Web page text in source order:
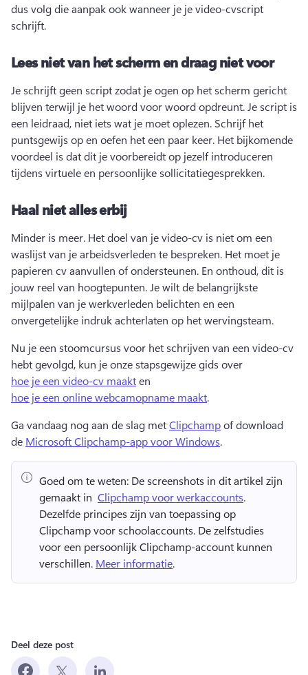
dus volg die aanpak ook wanneer je je video-cvscript
schrijft.
Lees niet van het scherm en draag niet voor
Je schrijft geen script zodat je ogen op het scherm gericht
blijven terwijl je het woord voor woord opdreunt. Je script is
een leidraad, niet iets wat je moet oplezen. Schrijf het
puntsgewijs op en oefen het een paar keer. Het bijkomende
voordeel is dat dit je voorbereidt op jezelf introduceren
tijdens virtuele en persoonlijke sollicitatiegesprekken.
Haal niet alles erbij
Minder is meer. Het doel van je video-cv is niet om een
waslijst van je arbeidsverleden te bespreken. Het moet je
papieren cv aanvullen of ondersteunen. En onthoud, dit is
jouw reel van hoogtepunten. Je wilt de belangrijkste
mijlpalen van je werkverleden belichten en een
onvergetelijke indruk achterlaten op het wervingsteam.
Nu je een stoomcursus voor het schrijven van een video-cv
hebt gevolgd, kun je onze stapsgewijze gids over
hoe je een video-cv maakt en
hoe je een online webcamopname maakt.
Ga vandaag nog aan de slag met Clipchamp of download
de Microsoft Clipchamp-app voor Windows.
Goed om te weten: De screenshots in dit artikel zijn
gemaakt in ⁠ Clipchamp voor werkaccounts.
Dezelfde principes zijn van toepassing op
Clipchamp voor schoolaccounts. De zelfstudies
voor een persoonlijk Clipchamp-account kunnen
verschillen. Meer informatie.
Deel deze post